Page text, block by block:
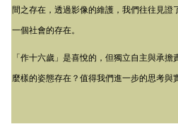
間之存在，透過影像的維護，我們往往見
一個社會的存在。
「作十六歲」是喜悅的，但獨立自主與承
麼樣的姿態存在？值得我們進一步的思考與